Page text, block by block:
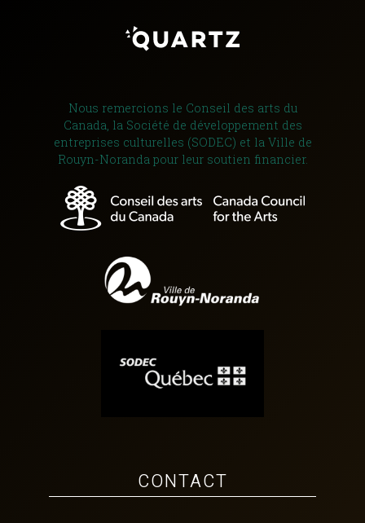
Nous remercions le Conseil des arts du
Canada, la Société de développement des
entreprises culturelles (SODEC) et la Ville de
Rouyn-Noranda pour leur soutien financier.
CONTACT